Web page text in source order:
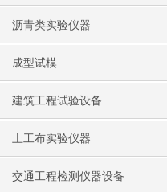
沥青类实验仪器
成型试模
建筑工程试验设备
土工布实验仪器
交通工程检测仪器设备